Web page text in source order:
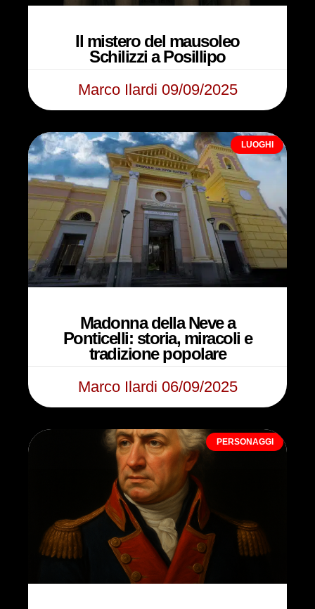
Il mistero del mausoleo
Schilizzi a Posillipo
Marco Ilardi 09/09/2025
LUOGHI
Madonna della Neve a
Ponticelli: storia, miracoli e
tradizione popolare
Marco Ilardi 06/09/2025
PERSONAGGI